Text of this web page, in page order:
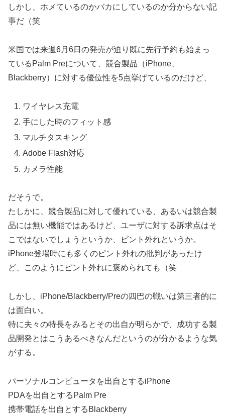
しかし、ホメているのかバカにしているのか分からない記
事だ（笑
米国では来週6月6日の発売が迫り既に先行予約も始まっ
ているPalm Preについて、競合製品（iPhone、
Blackberry）に対する優位性を5点挙げているのだけど、
ワイヤレス充電
手にした時のフィット感
マルチタスキング
Adobe Flash対応
カメラ性能
だそうで。
たしかに、競合製品に対して優れている、あるいは競合製
品には無い機能ではあるけど、ユーザに対する訴求点はそ
こではないでしょうというか、ピント外れというか。
iPhone登場時にも多くのピント外れの批判があったけ
ど、このようにピント外れに褒められても（笑
しかし、iPhone/Blackberry/Preの四巴の戦いは第三者的に
は面白い。
特に夫々の特長をみるとその出自が明らかで、成功する製
品開発とはこうあるべきなんだというのが分かるような気
がする。
パーソナルコンピュータを出自とするiPhone
PDAを出自とするPalm Pre
携帯電話を出自とするBlackberry